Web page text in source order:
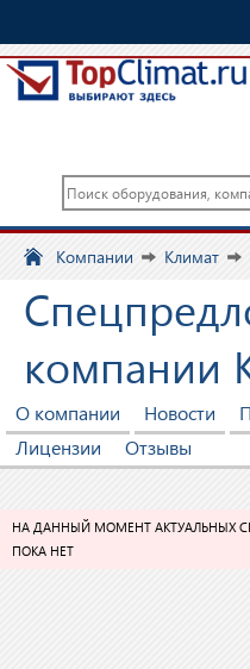
Компании Климат
компании
О компании Новости
Лицензии
Отзывы
НА ДАННЫЙ МОМЕНТ АКТУАЛЬНЫХ
ПОКА НЕТ